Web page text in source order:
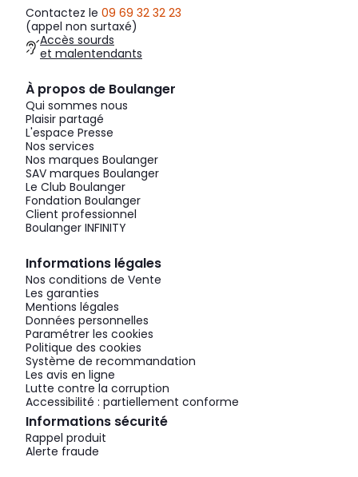
Contactez le 09 69 32 32 23
(appel non surtaxé)
Accès sourds
et malentendants
À propos de Boulanger
Qui sommes nous
Plaisir partagé
L'espace Presse
Nos services
Nos marques Boulanger
SAV marques Boulanger
Le Club Boulanger
Fondation Boulanger
Client professionnel
Boulanger INFINITY
Informations légales
Nos conditions de Vente
Les garanties
Mentions légales
Données personnelles
Paramétrer les cookies
Politique des cookies
Système de recommandation
Les avis en ligne
Lutte contre la corruption
Accessibilité : partiellement conforme
Informations sécurité
Rappel produit
Alerte fraude